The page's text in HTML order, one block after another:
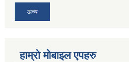
अन्य
हाम्राे माेबाइल एपहरु